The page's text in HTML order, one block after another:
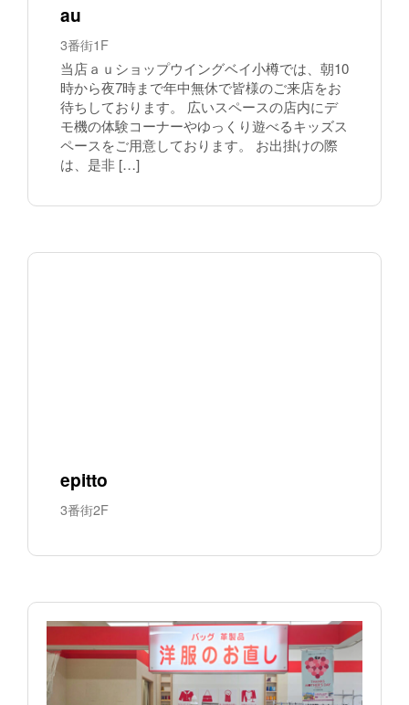
au
3番街1F
当店ａｕショップウイングベイ小樽では、朝10
時から夜7時まで年中無休で皆様のご来店をお
待ちしております。 広いスペースの店内にデ
モ機の体験コーナーやゆっくり遊べるキッズス
ペースをご用意しております。 お出掛けの際
は、是非 […]
epitto
3番街2F